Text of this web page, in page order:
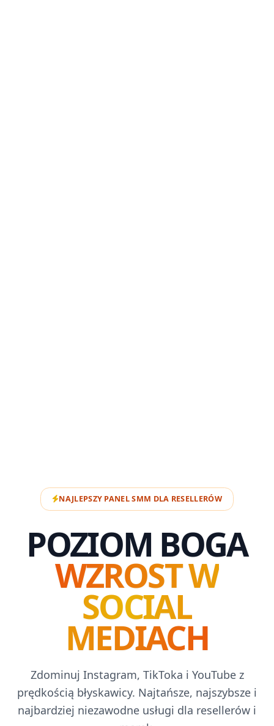
NAJLEPSZY PANEL SMM DLA RESELLERÓW
POZIOM BOGA
WZROST W
SOCIAL
MEDIACH
Zdominuj Instagram, TikToka i YouTube z
prędkością błyskawicy. Najtańsze, najszybsze i
najbardziej niezawodne usługi dla resellerów i